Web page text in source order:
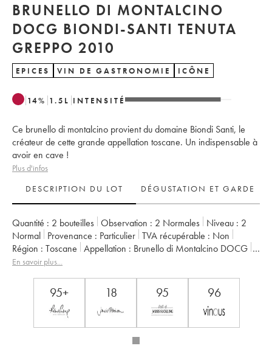
BRUNELLO DI MONTALCINO
DOCG BIONDI-SANTI TENUTA
GREPPO 2010
EPICES VIN DE GASTRONOMIE ICÔNE
14% 1.5 L INTENSITÉ
Ce brunello di montalcino provient du domaine Biondi Santi, le
créateur de cette grande appellation toscane. Un indispensable à
avoir en cave !
Plus d'infos
DESCRIPTION DU LOT
DÉGUSTATION ET GARDE
Quantité : 2 bouteilles Observation : 2 Normales Niveau : 2
Normal
Provenance : particulier TVA récupérable :
non
Région : Toscane Appellation :
Brunello di Montalcino DOCG
Propriétaire :
En savoir plus...
95+ 18 95 96